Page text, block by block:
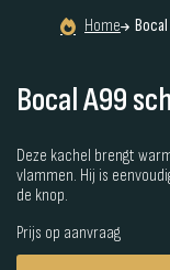
Home
Bocal A99
Deze kachel brengt
vlammen. Hij is
de knop.
Prijs op aanvraag